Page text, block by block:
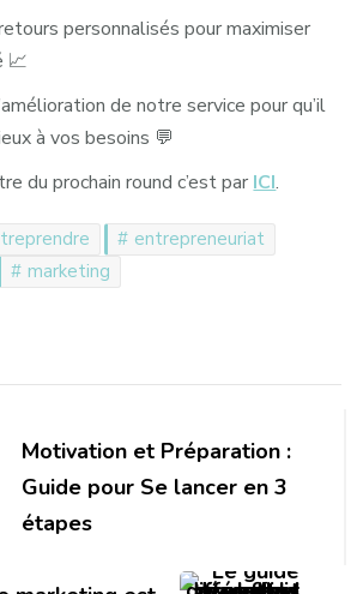
personnalisés pour maximiser
📈
de notre service pour qu’il
à vos besoins 💬
du prochain round c’est par ICI.
entrepreneuriat
marketing
Motivation et Préparation :
Guide pour Se lancer en 3
étapes